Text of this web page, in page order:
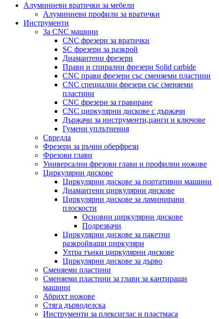
Алуминиеви вратички за мебели
Алуминиеви профили за вратички
Инструменти
За CNC машини
CNC фрезери за вратички
SC фрезери за разкрой
Диамантени фрезери
Прави и спирални фрезери Solid carbide
CNC прави фрезери със сменяеми пластини
CNC специални фрезери със сменяеми
пластини
CNC фрезери за гравиране
CNC циркулярни дискове с държачи
Държачи за инструменти,цанги и ключове
Гумени уплътнения
Свредла
Фрезери за ръчни оберфрези
Фрезови глави
Универсални фрезови глави и профилни ножове
Циркулярни дискове
Циркулярни дискове за портативни машини
Диамантени циркулярни дискове
Циркулярни дискове за ламинирани
плоскости
Основни циркулярни дискове
Подрезвачи
Циркулярни дискове за пакетни
разкройващи циркуляри
Ултра тънки циркулярни дискове
Циркулярни дискове за дърво
Сменяеми пластини
Сменяеми пластини за глави за кантиращи
машини
Абрихт ножове
Стяга дърводелска
Инструменти за плексиглас и пластмаса